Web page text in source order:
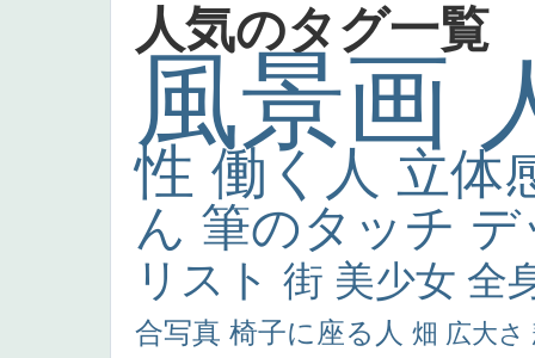
人気のタグ一覧
風景画
性 働く人 立体
ん 筆のタッチ
リスト 街 美少女 全
合写真 椅子に座る人 畑 広大さ